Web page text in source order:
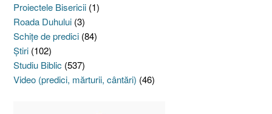
Proiectele Bisericii (1)
Roada Duhului (3)
Schiţe de predici (84)
Ştiri (102)
Studiu Biblic (537)
Video (predici, mărturii, cântări) (46)